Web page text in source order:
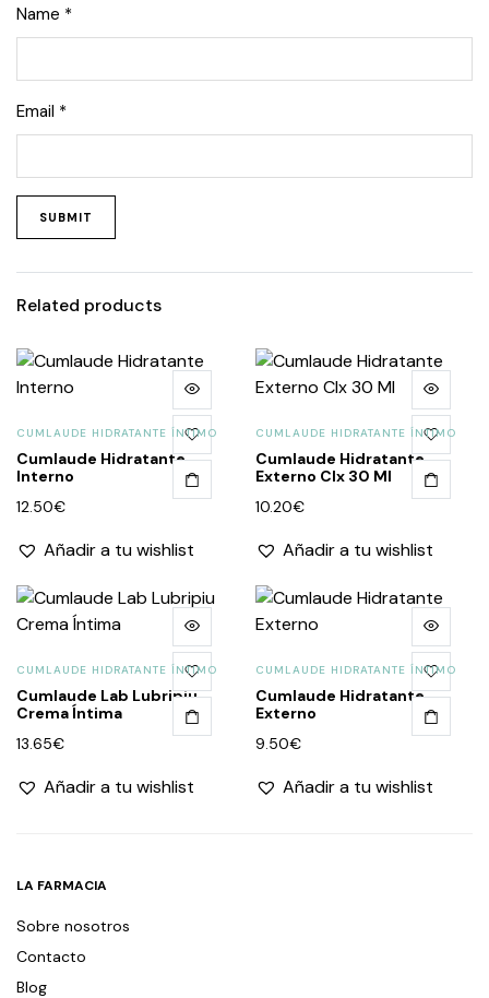
Name *
Email *
Related products
CUMLAUDE HIDRATANTE ÍNTIMO
Cumlaude Hidratante
Interno
12.50€
Añadir a tu wishlist
CUMLAUDE HIDRATANTE ÍNTIMO
Cumlaude Hidratante
Externo Clx 30 Ml
10.20€
Añadir a tu wishlist
CUMLAUDE HIDRATANTE ÍNTIMO
Cumlaude Lab Lubripiu
Crema Íntima
13.65€
Añadir a tu wishlist
CUMLAUDE HIDRATANTE ÍNTIMO
Cumlaude Hidratante
Externo
9.50€
Añadir a tu wishlist
LA FARMACIA
Sobre nosotros
Contacto
Blog